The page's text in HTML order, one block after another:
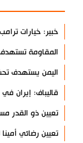
خبير: خيارات
المقاومة
اليمن يستهدف
قاليباف: إيران
تعيين ذو القدر
تعيين رضائي